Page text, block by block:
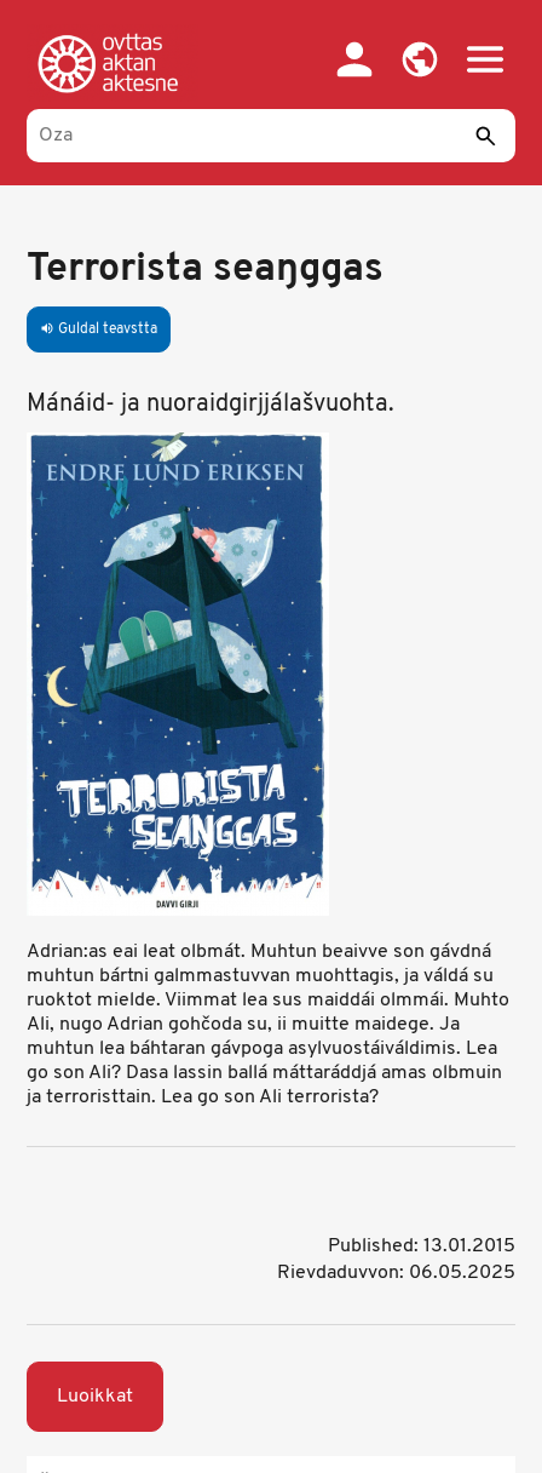
main
content
Terrorista seaŋggas
volume_up Guldal teavstta
Mánáid- ja nuoraidgirjjálašvuohta.
Adrian:as eai leat olbmát. Muhtun beaivve son gávdná
muhtun bártni galmmastuvvan muohttagis, ja váldá su
ruoktot mielde. Viimmat lea sus maiddái olmmái. Muhto
Ali, nugo Adrian gohčoda su, ii muitte maidege. Ja
muhtun lea báhtaran gávpoga asylvuostáiváldimis. Lea
go son Ali? Dasa lassin ballá máttaráddjá amas olbmuin
ja terroristtain. Lea go son Ali terrorista?
Published: 13.01.2015
Rievdaduvvon: 06.05.2025
Luoikkat